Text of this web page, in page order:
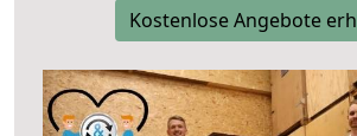
Kostenlose Angebote